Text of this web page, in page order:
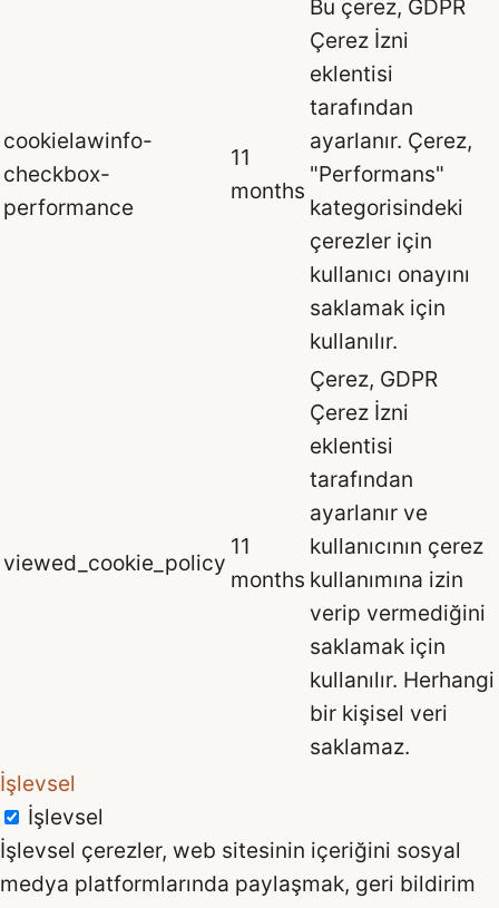
cookielawinfo-
checkbox-
performance
11
months
Bu çerez, GDPR
Çerez İzni
eklentisi
tarafından
ayarlanır. Çerez,
"Performans"
kategorisindeki
çerezler için
kullanıcı onayını
saklamak için
kullanılır.
viewed_cookie_policy
11
months
Çerez, GDPR
Çerez İzni
eklentisi
tarafından
ayarlanır ve
kullanıcının çerez
kullanımına izin
verip vermediğini
saklamak için
kullanılır. Herhangi
bir kişisel veri
saklamaz.
İşlevsel
İşlevsel
İşlevsel çerezler, web sitesinin içeriğini sosyal
medya platformlarında paylaşmak, geri bildirim